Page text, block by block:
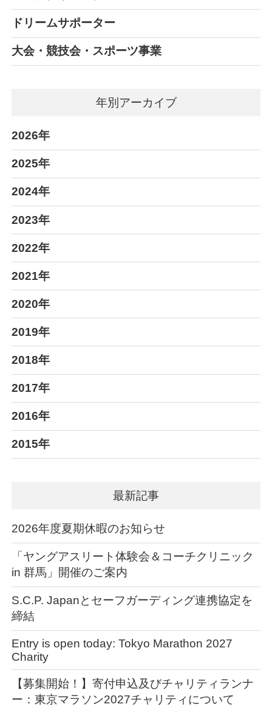
ドリームサポーター
大会・競技会・スポーツ事業
年別アーカイブ
2026年
2025年
2024年
2023年
2022年
2021年
2020年
2019年
2018年
2017年
2016年
2015年
最新記事
2026年度夏期休暇のお知らせ
「ヤングアスリート体験会＆コーチクリニック
in 群馬」開催のご案内
S.C.P. Japanとセーフガーディング連携協定を
締結
Entry is open today: Tokyo Marathon 2027
Charity
【募集開始！】寄付申込及びチャリティランナ
ー：東京マラソン2027チャリティについて